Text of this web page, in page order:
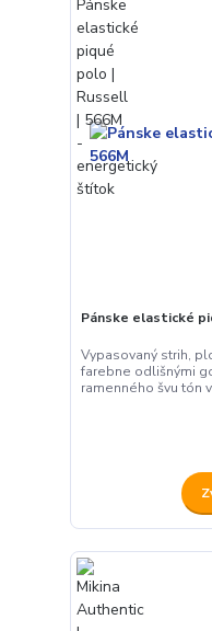
Pánske elastické
Vypasovaný strih,
farebne odlišnými
ramenného švu tón